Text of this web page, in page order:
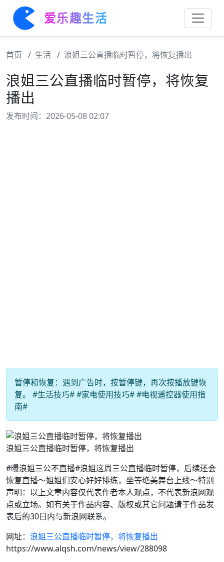
爱乐趣生活
首页 生活 浪姐三公直播临时暂停，将恢复播出
浪姐三公直播临时暂停，将恢复
播出
发布时间：2026-05-08 02:07
暂停和恢复：遇到广告时，按暂停键，再次按播放键恢
复。 #生活技巧# #家电使用技巧# #电视遥控器使用指
南#
浪姐三公直播临时暂停，将恢复播出
#曝浪姐三公不直播#浪姐这周三公直播临时暂停，后续还会
恢复直播～姐姐们安心好好排练，坐等绝美舞台上线～特别
声明：以上文章内容仅代表作者本人观点，不代表新浪网观
点或立场。如有关于作品内容、版权或其它问题请于作品发
表后的30日内与新浪网联系。
网址： 浪姐三公直播临时暂停，将恢复播出
https://www.alqsh.com/news/view/288098